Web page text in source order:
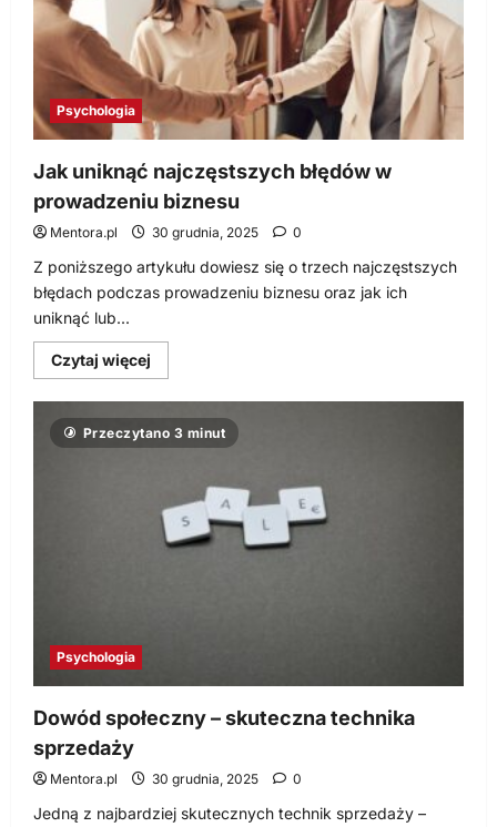
Psychologia
Jak uniknąć najczęstszych błędów w
prowadzeniu biznesu
Mentora.pl 30 grudnia, 2025 0
Z poniższego artykułu dowiesz się o trzech najczęstszych
błędach podczas prowadzeniu biznesu oraz jak ich
uniknąć lub...
Czytaj więcej
się
o
Jak
uniknąć
najczęstszych
prowadzeniu
biznesu
Przeczytano 3 minut
Psychologia
Dowód społeczny – skuteczna technika
sprzedaży
Mentora.pl 30 grudnia, 2025 0
Jedną z najbardziej skutecznych technik sprzedaży –